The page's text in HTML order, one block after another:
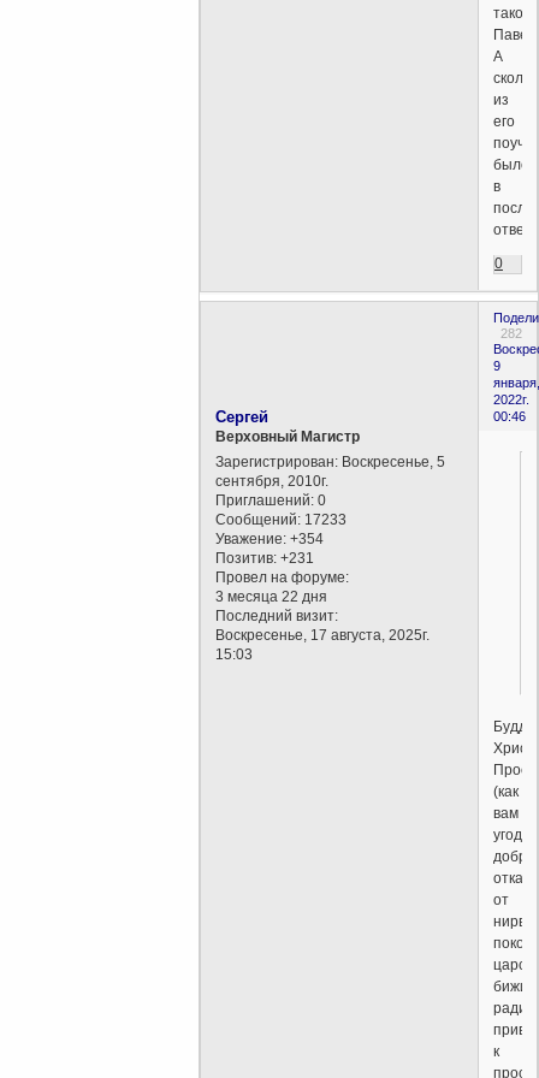
такой
А
из
его
было
в
0
282
9
января,
2022г.
00:46
Сергей
Верховный Магистр
Зарегистрирован: Воскресенье, 5
сентября, 2010г.
Приглашений: 0
Сообщений: 17233
Уважение: +354
Позитив: +231
Провел на форуме:
3 месяца 22 дня
Последний визит:
Воскресенье, 17 августа, 2025г.
15:03
Будда,
(как
вам
от
покоя,
бижия,
ради
к